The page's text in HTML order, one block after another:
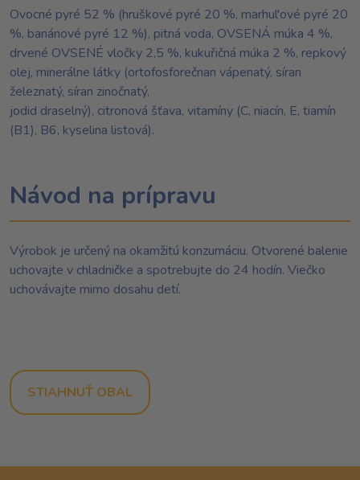
Ovocné pyré 52 % (hruškové pyré 20 %, marhul'ové pyré 20
%, banánové pyré 12 %), pitná voda, OVSENÁ múka 4 %,
drvené OVSENÉ vločky 2,5 %, kukuřičná múka 2 %, repkový
olej, minerálne látky (ortofosforečnan vápenatý, síran
železnatý, síran zinočnatý,
jodid draselný), citronová šťava, vitamíny (C, niacín, E, tiamín
(B1), B6, kyselina listová).
Návod na prípravu
Výrobok je určený na okamžitú konzumáciu. Otvorené balenie
uchovajte v chladničke a spotrebujte do 24 hodín. Viečko
uchovávajte mimo dosahu detí.
STIAHNUŤ OBAL